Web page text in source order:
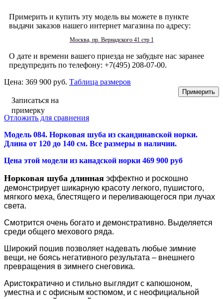
Примерить и купить эту модель вы можете в пункте
выдачи заказов нашего интернет магазина по адресу:
Москва, пр. Вернадского 41 стр 1
О дате и времени вашего приезда не забудьте нас заранее
предупредить по телефону: +7(495) 208-07-00.
Цена: 369 900 руб. Таблица размеров
Записаться на
примерку
Отложить для сравнения
Модель 084. Норковая шуба из скандинавской норки.
Длина от 120 до 140 см. Все размеры в наличии.
Цена этой модели из канадской норки 469 900 руб
Норковая шуба длинная эффектно и роскошно
демонстрирует шикарную красоту легкого, пушистого,
мягкого меха, блестящего и переливающегося при лучах
света.
Смотрится очень богато и демонстративно. Выделяется
среди общего мехового ряда.
Широкий пошив позволяет надевать любые зимние
вещи, не боясь негативного результата – внешнего
превращения в зимнего снеговика.
Аристократично и стильно выглядит с капюшоном,
уместна и с офисным костюмом, и с неофициальной